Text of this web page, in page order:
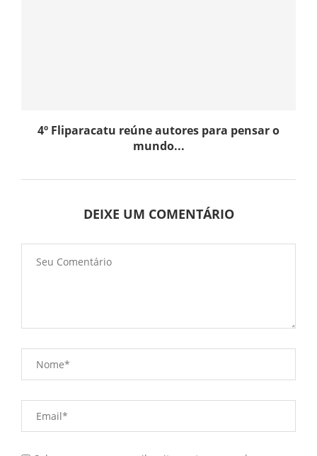
4º Fliparacatu reúne autores para pensar o
mundo...
DEIXE UM COMENTÁRIO